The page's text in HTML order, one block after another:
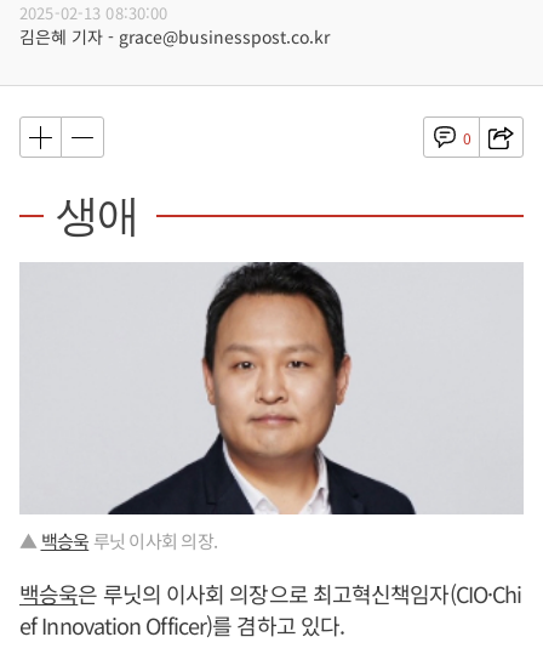
2025-02-13 08:30:00
김은혜 기자 - grace@businesspost.co.kr
0
생애
▲ 백승욱 루닛 이사회 의장.
백승욱은 루닛의 이사회 의장으로 최고혁신책임자(CIO·Chi
ef Innovation Officer)를 겸하고 있다.